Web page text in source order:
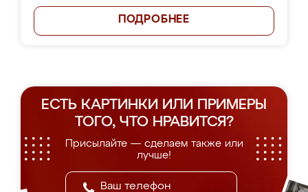
ПОДРОБНЕЕ
ЕСТЬ КАРТИНКИ ИЛИ ПРИМЕРЫ
ТОГО, ЧТО НРАВИТСЯ?
Присылайте — сделаем также или
лучше!